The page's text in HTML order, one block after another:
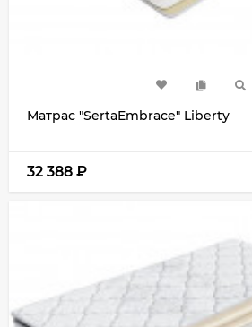
Матрас "SertaEmbrace" Liberty
32 388 ₽